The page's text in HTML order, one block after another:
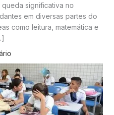
significativa no
em diversas partes do
como leitura, matemática e